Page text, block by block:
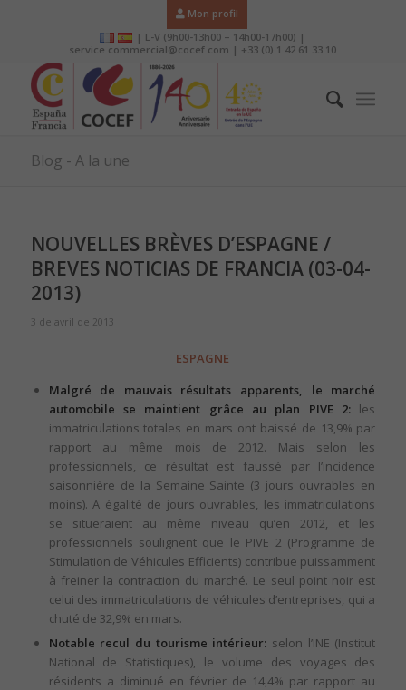
Mon profil
| L-V (9h00-13h00 – 14h00-17h00) |
service.commercial@cocef.com | +33 (0) 1 42 61 33 10
Blog - A la une
NOUVELLES BRÈVES D’ESPAGNE /
BREVES NOTICIAS DE FRANCIA (03-04-
2013)
3 de avril de 2013
ESPAGNE
Malgré de mauvais résultats apparents, le marché
automobile se maintient grâce au plan PIVE 2: les
immatriculations totales en mars ont baissé de 13,9% par
rapport au même mois de 2012. Mais selon les
professionnels, ce résultat est faussé par l’incidence
saisonnière de la Semaine Sainte (3 jours ouvrables en
moins). A égalité de jours ouvrables, les immatriculations
se situeraient au même niveau qu’en 2012, et les
professionnels soulignent que le PIVE 2 (Programme de
Stimulation de Véhicules Efficients) contribue puissamment
à freiner la contraction du marché. Le seul point noir est
celui des immatriculations de véhicules d’entreprises, qui a
chuté de 32,9% en mars.
Notable recul du tourisme intérieur: selon l’INE (Institut
National de Statistiques), le volume des voyages des
résidents a diminué en février de 14,4% par rapport au